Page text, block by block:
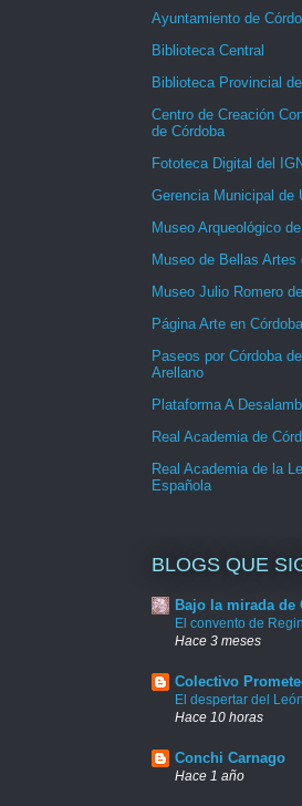
Ayuntamiento de
Biblioteca Central
Biblioteca Provincial
Centro de Creación
de Córdoba
Fototeca Digital del IGN
Gerencia Municipal de
Museo Arqueológico
Museo de Bellas Artes
Museo Julio Romero
Página Arte en Córdoba
Paseos por Córdoba
Arellano
Plataforma A
Real Academia de
Real Academia de la
Española
BLOGS QUE
Bajo la mirada de
El convento de
Hace 3 meses
Colectivo
El despertar del
Hace 10 horas
Conchi Carnago
Hace 1 año